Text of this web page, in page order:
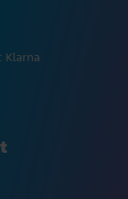
Klarna